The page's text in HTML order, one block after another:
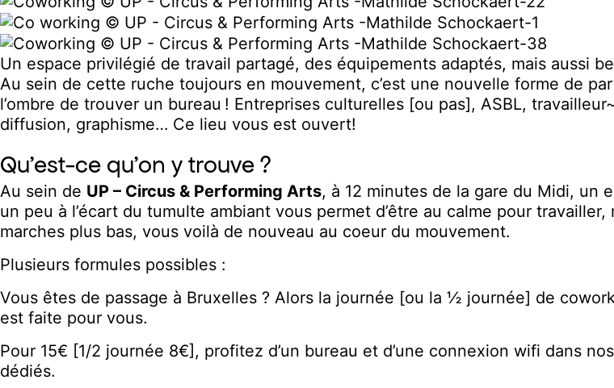
Un espace privilégié de travail partagé, des équipements adaptés, mais aussi
Au sein de cette ruche toujours en mouvement, c’est une nouvelle forme de
l’ombre de trouver un bureau ! Entreprises culturelles [ou pas], ASBL, travailleur
diffusion, graphisme… Ce lieu vous est ouvert!
Qu'est-ce qu'on y trouve ?
Au sein de UP – Circus & Performing Arts, à 12 minutes de la gare du Midi, un
un peu à l’écart du tumulte ambiant vous permet d’être au calme pour travailler,
marches plus bas, vous voilà de nouveau au coeur du mouvement.
Plusieurs formules possibles :
Vous êtes de passage à Bruxelles ? Alors la journée [ou la ½ journée] de
est faite pour vous.
Pour 15€ [1/2 journée 8€], profitez d’un bureau et d’une connexion wifi dans
dédiés.